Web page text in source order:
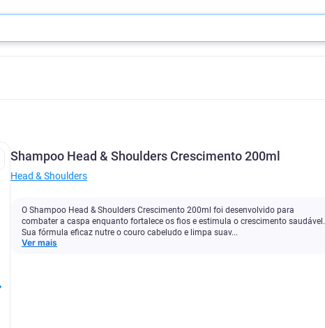
Shampoo Head & Shoulders Crescimento 200ml
Head & Shoulders
O Shampoo Head & Shoulders Crescimento 200ml foi desenvolvido para
combater a caspa enquanto fortalece os fios e estimula o crescimento saudável.
Sua fórmula eficaz nutre o couro cabeludo e limpa suav...
Ver mais